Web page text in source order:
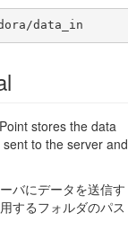
data_in
stores the data
to the server and
バにデータを送信す
するフォルダのパス